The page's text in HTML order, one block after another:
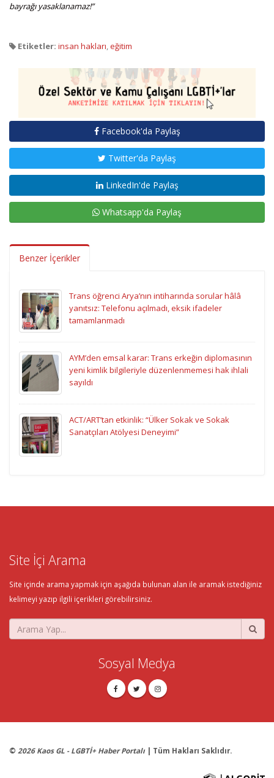
bayrağı yasaklanamaz!”
Etiketler: insan hakları,eğitim
Facebook'da Paylaş
Twitter'da Paylaş
LinkedIn'de Paylaş
Whatsapp'da Paylaş
Benzer İçerikler
Trans öğrenci Arya’nın intiharında sorular hâlâ
yanıtsız: Telefonu açılmadı, eksik ifadeler
tamamlanmadı
AYM’den emsal karar: Trans erkeğin diplomasının
yeni kimlik bilgileriyle düzenlenmemesi hak ihlali
sayıldı
ACT/ART’tan etkinlik: “Ülker Sokak ve Sokak
Sanatçıları Atölyesi Deneyimi”
Site İçi Arama
Site içinde arama yapmak için aşağıda bulunan alan ile aramak istediğiniz
kelimeyi yazıp ilgili içerikleri görebilirsiniz.
Sosyal Medya
© 2026 Kaos GL - LGBTİ+ Haber Portalı | Tüm Hakları Saklıdır.